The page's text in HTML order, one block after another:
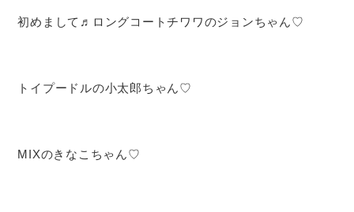
初めまして♬ロングコートチワワのジョンちゃん♡
トイプードルの小太郎ちゃん♡
MIXのきなこちゃん♡